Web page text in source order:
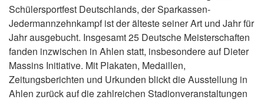
Schülersportfest Deutschlands, der Sparkassen-
Jedermannzehnkampf ist der älteste seiner Art und Jahr für
Jahr ausgebucht. Insgesamt 25 Deutsche Meisterschaften
fanden inzwischen in Ahlen statt, insbesondere auf Dieter
Massins Initiative. Mit Plakaten, Medaillen,
Zeitungsberichten und Urkunden blickt die Ausstellung in
Ahlen zurück auf die zahlreichen Stadionveranstaltungen